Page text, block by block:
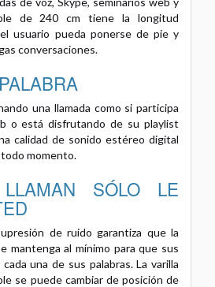
de 240 cm tiene la longitud
usuario pueda ponerse de pie y
conversaciones.
una llamada como si participa
o está disfrutando de su playlist
calidad de sonido estéreo digital
momento.
SÓLO LE
de ruido garantiza que la
mantenga al mínimo para que sus
una de sus palabras. La varilla
se puede cambiar de posición de